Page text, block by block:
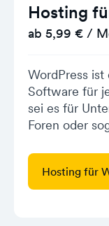
Hosting
ab 5,99 € /
WordPress
Software für
sei es für
Foren oder
Hosting für